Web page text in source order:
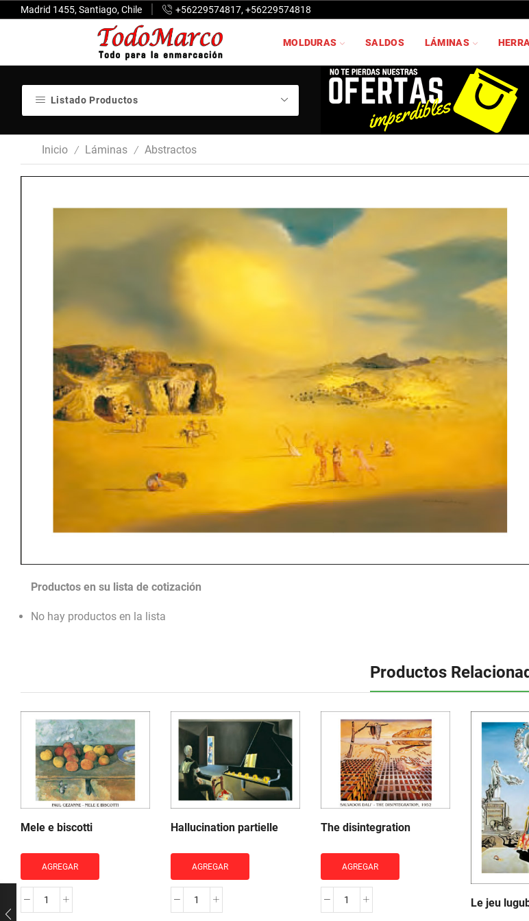
Madrid 1455, Santiago, Chile +56229574817, +56229574818
MOLDURAS SALDOS LÁMINAS
Listado Productos
Inicio / Láminas / Abstractos
Productos en su lista de cotización
No hay productos en la lista
Productos
Mele e biscotti
AGREGAR
Mele
Hallucination partielle
AGREGAR
Hallucination
The disintegration
AGREGAR
The
Le jeu